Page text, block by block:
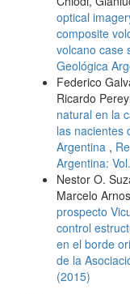
optical
composite
volcano case
Geológica
Federico
Ricardo
natural en la
las nacientes
Argentina ,
Argentina:
Nestor O.
Marcelo
prospecto
control
en el borde
de la
(2015)